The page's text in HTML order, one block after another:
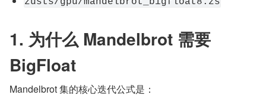
1. 为什么 Mandelbrot 需要
BigFloat
Mandelbrot 集的核心迭代公式是：